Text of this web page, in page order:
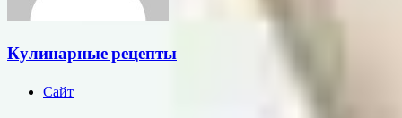
Кулинарные рецепты
Сайт